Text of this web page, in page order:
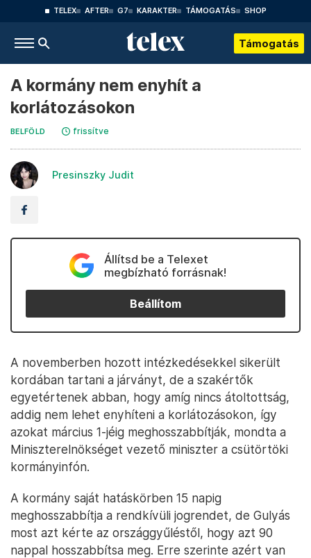
TELEX AFTER G7 KARAKTER TÁMOGATÁS SHOP
Támogatás
A kormány nem enyhít a
korlátozásokon
BELFÖLD frissítve
Presinszky Judit
Állítsd be a Telexet
megbízható forrásnak!
Beállítom
A novemberben hozott intézkedésekkel sikerült
kordában tartani a járványt, de a szakértők
egyetértenek abban, hogy amíg nincs átoltottság,
addig nem lehet enyhíteni a korlátozásokon, így
azokat március 1-jéig meghosszabbítják, mondta a
Miniszterelnökséget vezető miniszter a csütörtöki
kormányinfón.
A kormány saját hatáskörben 15 napig
meghosszabbítja a rendkívüli jogrendet, de Gulyás
most azt kérte az országgyűléstől, hogy azt 90
nappal hosszabbítsa meg. Erre szerinte azért van